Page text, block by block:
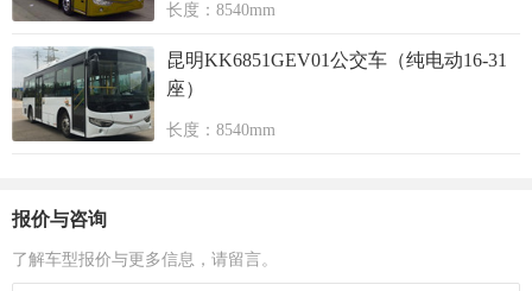
长度：8540mm
昆明KK6851GEV01公交车（纯电动16-31
座）
长度：8540mm
报价与咨询
了解车型报价与更多信息，请留言。